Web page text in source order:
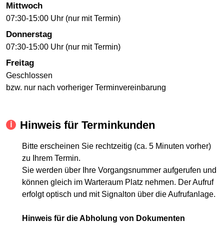
Mittwoch
07:30-15:00 Uhr (nur mit Termin)
Donnerstag
07:30-15:00 Uhr (nur mit Termin)
Freitag
Geschlossen
bzw. nur nach vorheriger Terminvereinbarung
Hinweis für Terminkunden
Bitte erscheinen Sie rechtzeitig (ca. 5 Minuten vorher)
zu Ihrem Termin.
Sie werden über Ihre Vorgangsnummer aufgerufen und
können gleich im Warteraum Platz nehmen. Der Aufruf
erfolgt optisch und mit Signalton über die Aufrufanlage.
Hinweis für die Abholung von Dokumenten